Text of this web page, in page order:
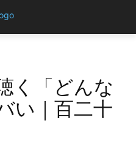
く「どんな
い｜百二十